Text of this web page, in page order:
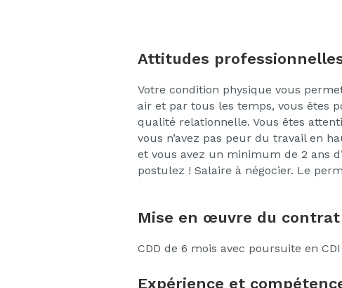
Attitudes
Votre condition physique vous
air et par tous les temps, vous êtes
qualité relationnelle. Vous êtes
vous n’avez pas peur du travail en
et vous avez un minimum de 2 ans
postulez ! Salaire à négocier. Le
Mise en œuvre du contrat
CDD de 6 mois avec poursuite en CDI
Expérience et